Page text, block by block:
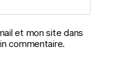
et mon site dans
commentaire.